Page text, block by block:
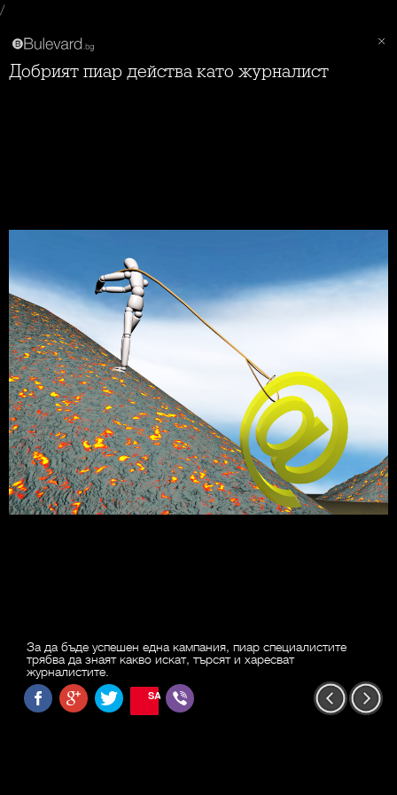
/
Добрият пиар действа като журналист
За да бъде успешен една кампания, пиар специалистите
трябва да знаят какво искат, търсят и харесват
журналистите.
SAVE